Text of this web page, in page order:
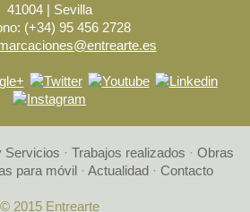
41004 | Sevilla
(+34) 95 456 2728
Servicios · Trabajos realizados · Obras
para móvil· Actualidad· Contacto
© 2015 Entrearte